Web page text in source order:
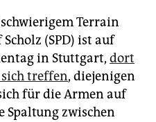
Terrain
(SPD) ist auf
in Stuttgart, dort
sich treffen, diejenigen
für die Armen auf
Spaltung zwischen